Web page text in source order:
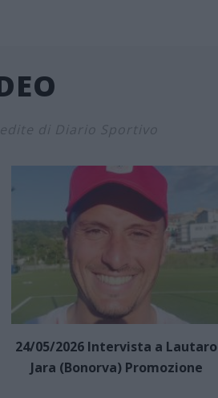
di Diario Sportivo
24/05/2026 Intervista a Lautaro
Jara (Bonorva) Promozione